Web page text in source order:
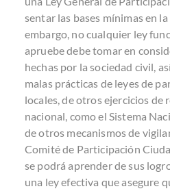
sentar las bases mínimas en
embargo, no cualquier ley
apruebe debe tomar en
hechas por la sociedad civil,
malas prácticas de leyes de
locales, de otros ejercicios de
nacional, como el Sistema
de otros mecanismos de
Comité de Participación
se podrá aprender de sus
una ley efectiva que asegure